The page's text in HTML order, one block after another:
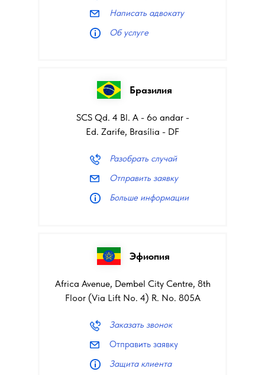
Africa Avenue, Dembel City Centre, 8th
Floor (Via Lift No. 4) R. No. 805A
Эфиопия
SCS Qd. 4 Bl. A - 6o andar -
Ed. Zarife, Brasília - DF
Бразилия
Написать адвокату
Об услуге
Разобрать случай
Отправить заявку
Больше информации
Заказать звонок
Отправить заявку
Защита клиента